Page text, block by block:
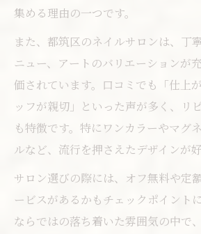
集める理由の一つです。
また、都筑区のネイルサロンは、丁
ニュー、アートのバリエーションが
価されています。口コミでも「仕上
ッフが親切」といった声が多く、リ
も特徴です。特にワンカラーやマグ
ルなど、流行を押さえたデザインが好
サロン選びの際には、オフ無料や定
ービスがあるかもチェックポイント
ならではの落ち着いた雰囲気の中で